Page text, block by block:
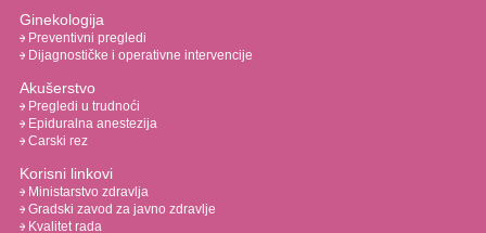
Ginekologija
Preventivni pregledi
Dijagnostičke i operativne intervencije
Akušerstvo
Pregledi u trudnoći
Epiduralna anestezija
Carski rez
Korisni linkovi
Ministarstvo zdravlja
Gradski zavod za javno zdravlje
Kvalitet rada